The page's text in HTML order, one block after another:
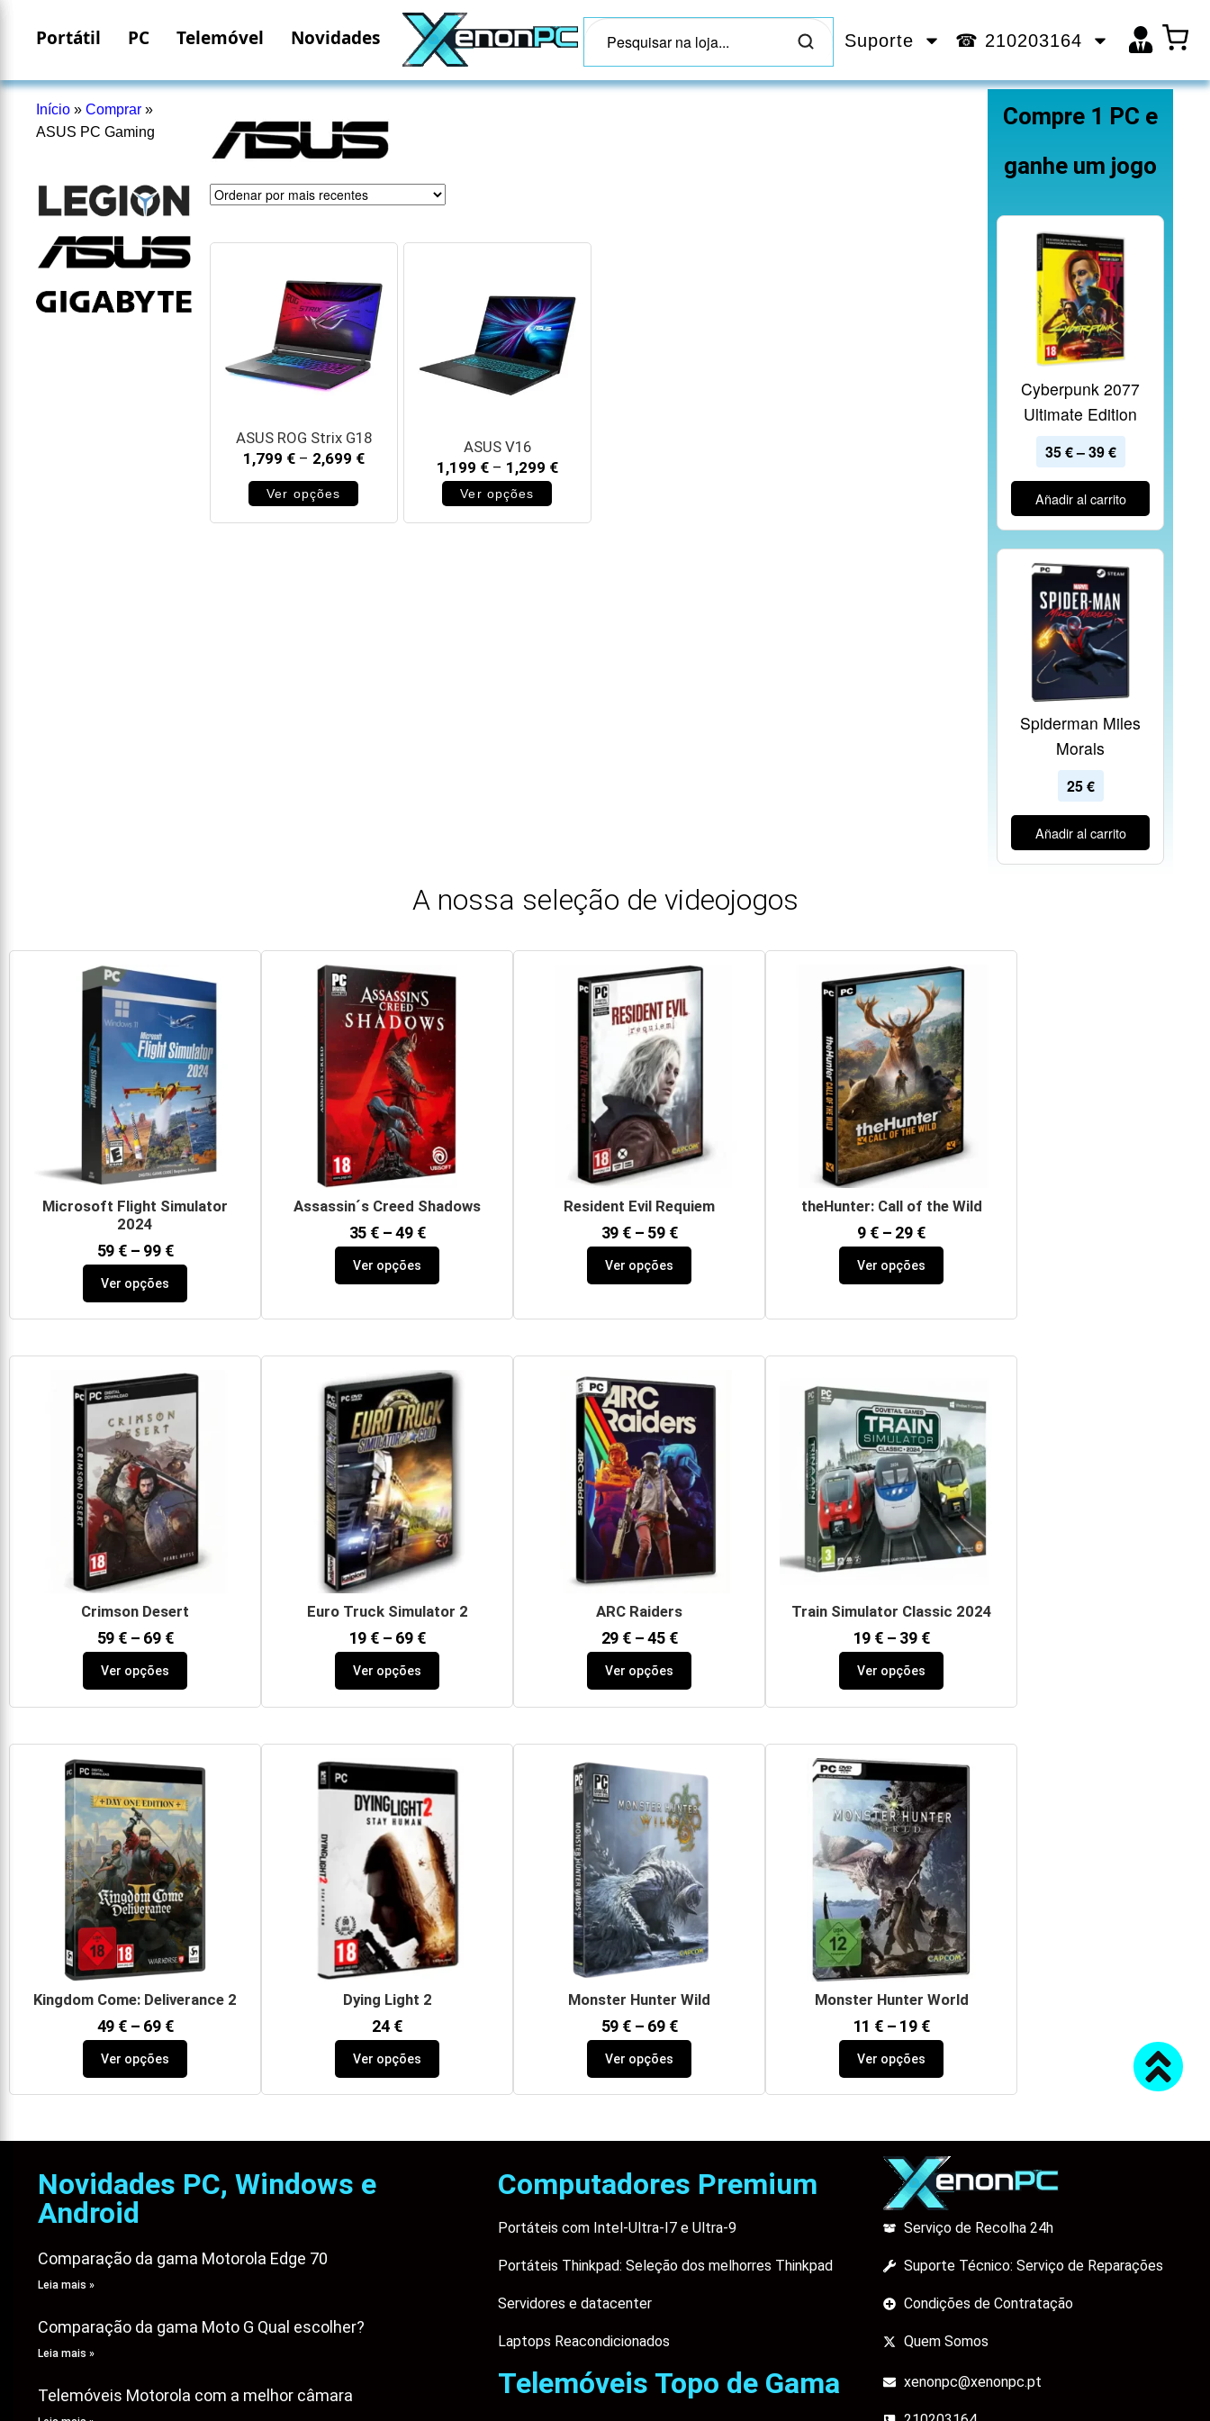
Portátil PC Telemóvel Novidades Suporte ☎ 210203164
Início » Comprar »
ASUS PC Gaming
ASUS ROG Strix G18
1,799 € – 2,699 €
Ver opções
ASUS V16
1,199 € – 1,299 €
Ver opções
Compre 1 PC e
ganhe um jogo
Cyberpunk 2077
Ultimate Edition
35€–39€
Añadir al carrito
Spiderman Miles
Morals
25€
Añadir al carrito
A nossa seleção de videojogos
Microsoft Flight Simulator
2024
59 € – 99 €
Ver opções
Assassin´s Creed Shadows
35 € – 49 €
Ver opções
Resident Evil Requiem
39 € – 59 €
Ver opções
theHunter: Call of the Wild
9 € – 29 €
Ver opções
Crimson Desert
59 € – 69 €
Ver opções
Euro Truck Simulator 2
19 € – 69 €
Ver opções
ARC Raiders
29 € – 45 €
Ver opções
Train Simulator Classic 2024
19 € – 39 €
Ver opções
Kingdom Come: Deliverance 2
49 € – 69 €
Ver opções
Dying Light 2
24 €
Ver opções
Monster Hunter Wild
59 € – 69 €
Ver opções
Monster Hunter World
11 € – 19 €
Ver opções
Novidades PC, Windows e
Android
Comparação da gama Motorola Edge 70
Leia mais »
Comparação da gama Moto G Qual escolher?
Leia mais »
Telemóveis Motorola com a melhor câmara
Computadores Premium
Portáteis com Intel-Ultra-I7 e Ultra-9
Portáteis Thinkpad: Seleção dos melhorres Thinkpad
Servidores e datacenter
Laptops Reacondicionados
Telemóveis Topo de Gama
Serviço de Recolha 24h
Suporte Técnico: Serviço de Reparações
Condições de Contratação
Quem Somos
xenonpc@xenonpc.pt